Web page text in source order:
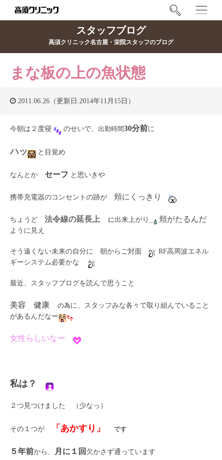
スタッフブログ
高須クリニック名古屋・栄院スタッフのブログ
まな板の上の魚状態
2011.06.26（更新日:2014年11月15日）
今朝は２度寝 のせいで、 出勤時間30分前に
ハッ と目覚め
なんとか セーフ と思いきや
携帯充電器のコンセントの跡が 頬にくっきり
ちょうど 法令線の延長上 に出来上がり 頬がたるんだ
ように見え
そう遠くない未来の自分に 朝からご対面
RF高周波エネル
ギーシステム必要かな
最近、スタッフブログを読んで思うこと
美容 健康 の為に、スタッフみな各々で取り組んでいること
があるんだなー
女性らしいなー
私は？
２つ見つけました （少なっ）
その１つが 「あかすり」 です
５年前から、 月に１回 欠かさず通っています